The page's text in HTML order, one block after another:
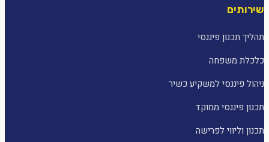
שירותים
תהליך תכנון פיננסי
כלכלת משפחה
ניהול פיננסי למשקיע כשיר
תכנון פיננסי ממוקד
תכנון וליווי לפרישה